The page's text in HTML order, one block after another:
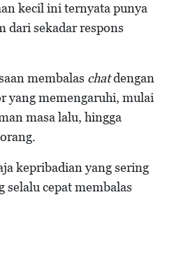
kecil ini ternyata punya
dari sekadar respons
membalas chatdengan
yang memengaruhi, mulai
masa lalu, hingga
kepribadian yang sering
cepat membalas